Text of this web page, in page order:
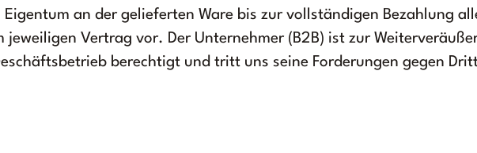
an der gelieferten Ware bis zur vollständigen Bezahlung
jeweiligen Vertrag vor. Der Unternehmer (B2B) ist zur
berechtigt und tritt uns seine Forderungen gegen